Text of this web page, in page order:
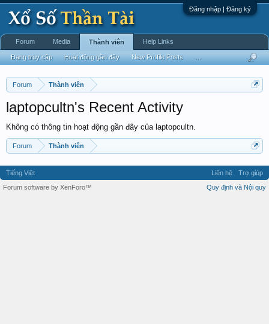
Đăng nhập | Đăng ký
Forum Thành viên
laptopcultn's Recent Activity
Không có thông tin hoạt động gần đây của laptopcultn.
Forum Thành viên
Forum Media Thành viên
Đang truy cập Hoạt động gần đây New Profile Posts
Help Links
Tiếng Việt Liên hệ
Trợ giúp
Quy định và Nội quy
Forum software by XenForo™